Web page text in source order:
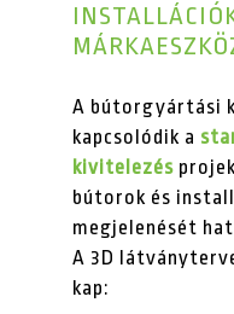
A bútorgyártási
kapcsolódik a
kivitelezés
bútorok és
megjelenését
A 3D
kap: